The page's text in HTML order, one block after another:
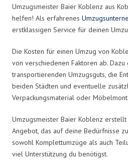
Umzugsmeister Baier Koblenz aus
helfen! Als erfahrenes
erstklassigen Service für deinen
Die Kosten für einen Umzug von
von verschiedenen Faktoren ab.
transportierenden Umzugsguts, die
beiden Städten und eventuelle
Verpackungsmaterial oder
Umzugsmeister Baier Koblenz
Angebot, das auf deine Bedürfnisse
sowohl Komplettumzüge als auch
viel Unterstützung du benötigst.